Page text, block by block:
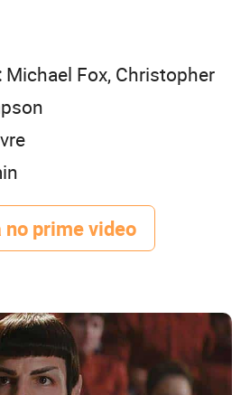
Michael Fox, Christopher
prime video